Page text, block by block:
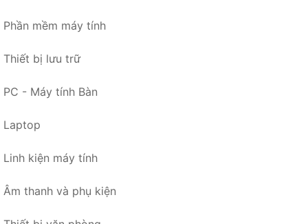
Phần mềm máy tính
Thiết bị lưu trữ
PC - Máy tính Bàn
Laptop
Linh kiện máy tính
Âm thanh và phụ kiện